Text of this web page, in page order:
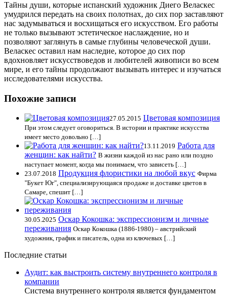
Тайны души, которые испанский художник Диего Веласкес
умудрился передать на своих полотнах, до сих пор заставляют
нас задумываться и восхищаться его искусством. Его работы
не только вызывают эстетическое наслаждение, но и
позволяют заглянуть в самые глубины человеческой души.
Веласкес оставил нам наследие, которое до сих пор
вдохновляет искусствоведов и любителей живописи во всем
мире, и его тайны продолжают вызывать интерес и изучаться
исследователями искусства.
Похожие записи
27.05.2015 Цветовая композиция
При этом следует оговориться. В истории и практике искусства
имеет место довольно […]
13.11.2019 Работа для
женщин: как найти? В жизни каждой из нас рано или поздно
наступает момент, когда мы понимаем, что зависеть […]
23.07.2018 Продукция флористики на любой вкус Фирма
"Букет Юг", специализирующаяся продаже и доставке цветов в
Самаре, спешит […]
30.05.2025 Оскар Кокошка: экспрессионизм и личные
переживания Оскар Кокошка (1886-1980) – австрийский
художник, график и писатель, одна из ключевых […]
Последние статьи
Аудит: как выстроить систему внутреннего контроля в
компании
Система внутреннего контроля является фундаментом